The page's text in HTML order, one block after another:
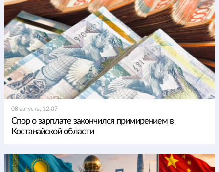
08 августа, 12:07
Спор о зарплате закончился примирением в
Костанайской области